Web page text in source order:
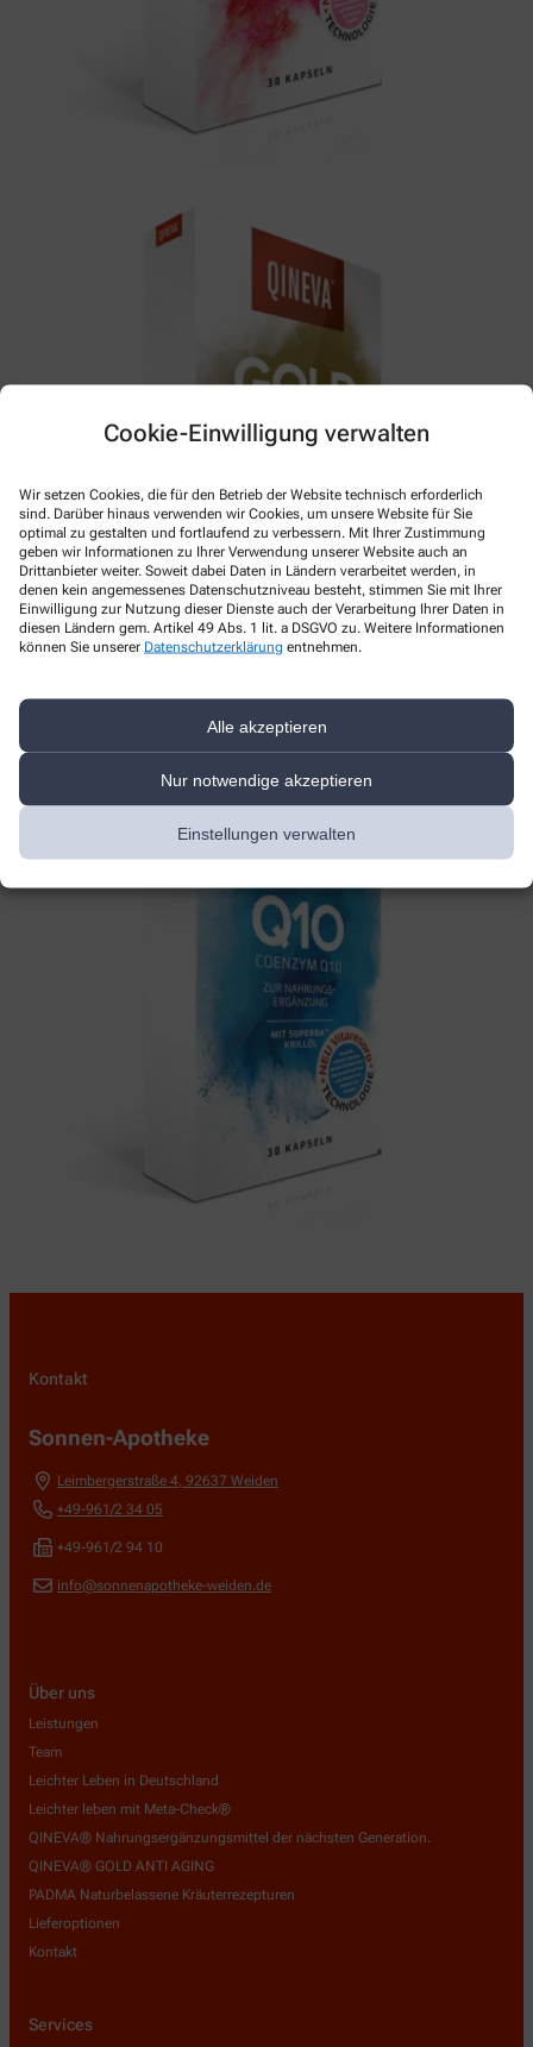
Cookie-Einwilligung verwalten
Wir setzen Cookies, die für den Betrieb der Website technisch erforderlich
sind. Darüber hinaus verwenden wir Cookies, um unsere Website für Sie
optimal zu gestalten und fortlaufend zu verbessern. Mit Ihrer Zustimmung
geben wir Informationen zu Ihrer Verwendung unserer Website auch an
Drittanbieter weiter. Soweit dabei Daten in Ländern verarbeitet werden, in
denen kein angemessenes Datenschutzniveau besteht, stimmen Sie mit Ihrer
Einwilligung zur Nutzung dieser Dienste auch der Verarbeitung Ihrer Daten in
diesen Ländern gem. Artikel 49 Abs. 1 lit. a DSGVO zu. Weitere Informationen
können Sie unserer Datenschutzerklärung entnehmen.
Alle akzeptieren
Nur notwendige akzeptieren
Einstellungen verwalten
Kontakt
Sonnen-Apotheke
Leimbergerstraße 4, 92637 Weiden
+49-961/2 34 05
+49-961/2 94 10
info@sonnenapotheke-weiden.de
Über uns
Leistungen
Team
Leichter Leben in Deutschland
Leichter leben mit Meta-Check®
QINEVA® Nahrungsergänzungsmittel der nächsten Generation.
QINEVA® GOLD ANTI AGING
PADMA Naturbelassene Kräuterrezepturen
Lieferoptionen
Kontakt
Services